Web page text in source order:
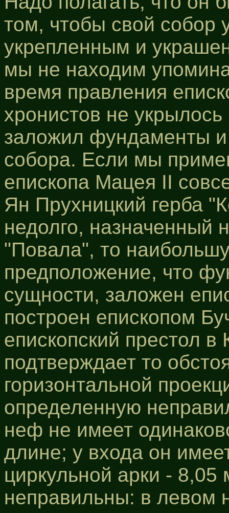
том, чтобы свой собор
укрепленным и
мы не находим
время правления
хронистов не
заложил фундаменты и
собора. Если мы
епископа Мацея II
Ян Прухницкий герба
недолго, назначенный
"Повала", то
предположение, что
сущности, заложен
построен епископом
епископский престол
подтверждает то
горизонтальной
определенную
неф не имеет
длине; у входа он
циркульной арки -
неправильны: в левом